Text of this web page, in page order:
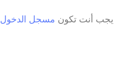
يجب أنت تكون مسجل الدخول